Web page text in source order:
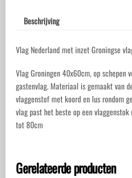
Beschrijving
Vlag Nederland met inzet Groningse
Vlag Groningen 40x60cm, op schepen
gastenvlag. Materiaal is gemaakt van
vlaggenstof met koord en lus rondom
vlag past het beste op een
tot 80cm
Gerelateerde producten